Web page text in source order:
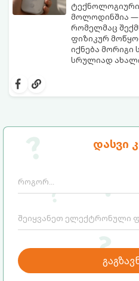
დასვი
მოლოდინშია —
რომელმაც
ფიზიკურ
იქნება
სრულიად
დეტალებია